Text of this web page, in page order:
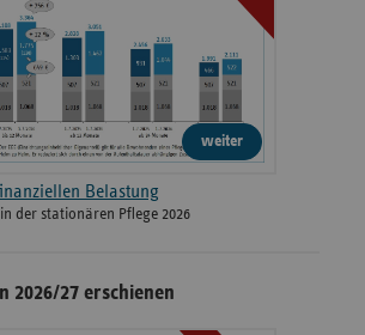
weiter
Belastung
der stationären Pflege 2026
2026/27 erschienen